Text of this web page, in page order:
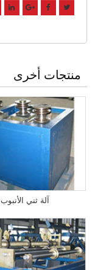
منتجات أخرى
آلة ثني الأنبوب